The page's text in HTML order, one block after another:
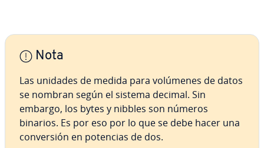
Nota
Las unidades de medida para volúmenes de datos
se nombran según el sistema decimal. Sin
embargo, los bytes y nibbles son números
binarios. Es por eso por lo que se debe hacer una
co­n­ve­r­sión en potencias de dos.